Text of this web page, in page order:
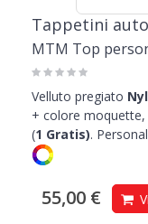
Tappetini
MTM Top
Velluto pregiato
+ colore
(1 Gratis).
55,00 €